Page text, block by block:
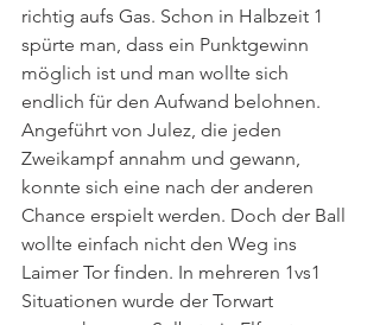
richtig aufs Gas. Schon in Halbzeit 1
spürte man, dass ein Punktgewinn
möglich ist und man wollte sich
endlich für den Aufwand belohnen.
Angeführt von Julez, die jeden
Zweikampf annahm und gewann,
konnte sich eine nach der anderen
Chance erspielt werden. Doch der Ball
wollte einfach nicht den Weg ins
Laimer Tor finden. In mehreren 1vs1
Situationen wurde der Torwart